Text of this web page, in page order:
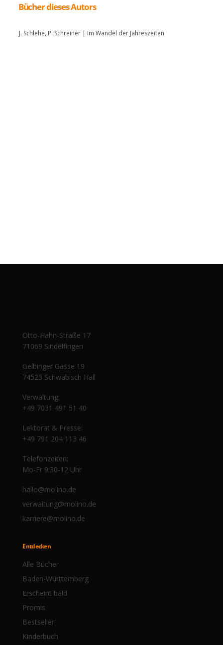
J. Schlehe, P. Schreiner | Im Wandel der Jahreszeiten
Bücher dieses Autors
Otto-Hahn-Straße 17
71069 Sindelfingen
Gelbinger Gasse 19
74523 Schwäbisch Hall
Verwaltung:
+49 7031 491 51 40
Lektorat & Presse:
+49 791 204 113 46
Telefonzeiten:
Mo-Fr 9:30-12 Uhr
hallo@molino.de
verwaltung@molino.de
karriere@molino.de
Entdecken
Alle Bücher
Erscheint bald
Bestseller
Baden-Württemberg
Promis
Kinderbuch